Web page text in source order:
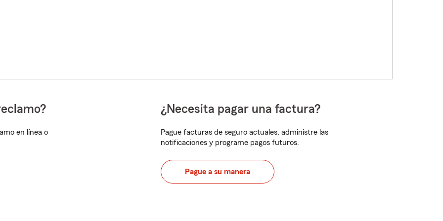
en línea o
¿Necesita pagar una factura?
Pague facturas de seguro actuales, administre las
notificaciones y programe pagos futuros.
Pague a su manera